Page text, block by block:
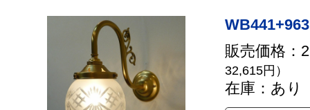
販売価格：
32,615円）
在庫：あり